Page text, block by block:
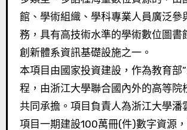
館、學術組織、學科專業人員廣泛參
務，具有高技術水準的學術數位圖書
創新體系資訊基礎設施之一。
本項目由國家投資建設，作為教育部
程，由浙江大學聯合國內外的高等院
共同承擔。項目負責人為浙江大學潘
項目一期建設100萬冊(件)數字資源